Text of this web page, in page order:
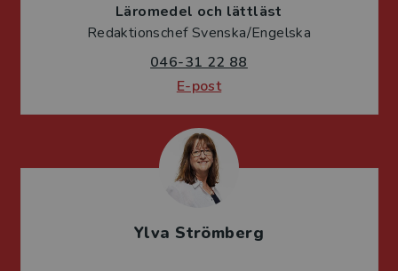
Läromedel och lättläst
Redaktionschef Svenska/Engelska
046-31 22 88
E-post
Ylva Strömberg